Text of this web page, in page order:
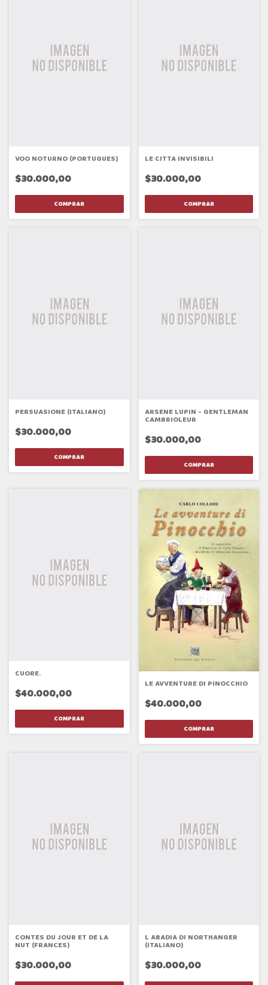
VOO NOTURNO (PORTUGUES)
$30.000,00
LE CITTA INVISIBILI
$30.000,00
PERSUASIONE (ITALIANO)
$30.000,00
ARSENE LUPIN - GENTLEMAN
CAMBRIOLEUR
$30.000,00
CUORE.
$40.000,00
LE AVVENTURE DI PINOCCHIO
$40.000,00
CONTES DU JOUR ET DE LA
NUT (FRANCES)
$30.000,00
L ABADIA DI NORTHANGER
(ITALIANO)
$30.000,00